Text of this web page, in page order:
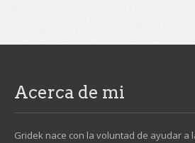
Acerca de mi
Gridek nace con la voluntad de ayudar a